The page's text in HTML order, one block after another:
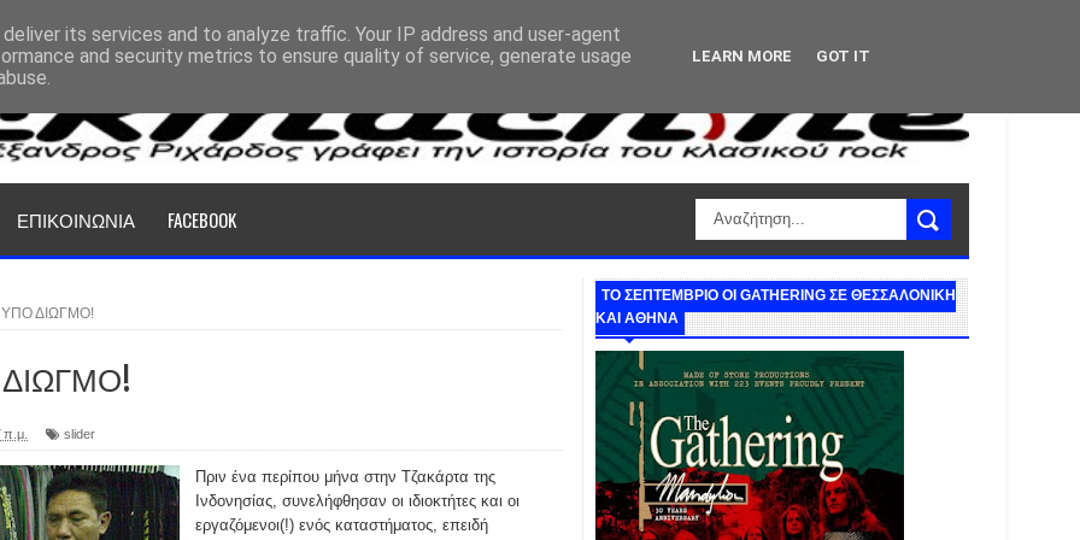
ΕΠΙΚΟΙΝΩΝΙΑ FACEBOOK
ΥΠΟ ΔΙΩΓΜΟ!
ΔΙΩΓΜΟ!
π.μ. slider
Πριν ένα περίπου μήνα στην Τζακάρτα της
Ινδονησίας, συνελήφθησαν οι ιδιοκτήτες και οι
εργαζόμενοι(!) ενός καταστήματος, επειδή
ΤΟ ΣΕΠΤΕΜΒΡΙΟ ΟΙ GATHERING ΣΕ ΘΕΣΣΑΛΟΝΙΚΗ
ΚΑΙ ΑΘΗΝΑ
its services and to analyze traffic. Your IP address and user-agent
and security metrics to ensure quality of service, generate usage
LEARN MORE GOT IT